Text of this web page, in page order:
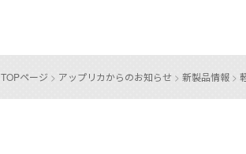
TOPページ > アップリカからのお知らせ > 新製品情報 >